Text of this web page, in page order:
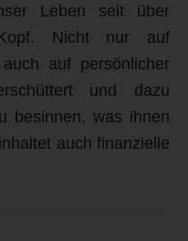
Leben seit über
Nicht nur auf
auf persönlicher
und dazu
besinnen, was ihnen
auch finanzielle